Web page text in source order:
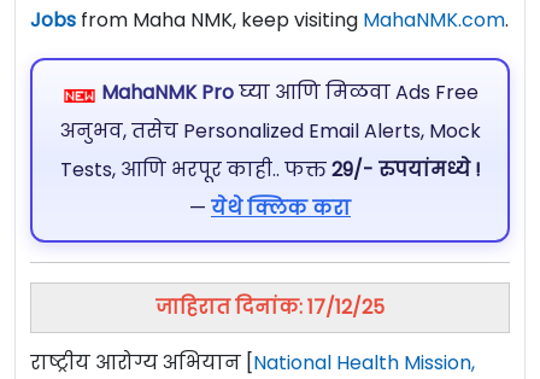
Jobs from Maha NMK, keep visiting MahaNMK.com.
MahaNMK Proघ्या आणि मिळवा Ads Free
अनुभव, तसेच Personalized Email Alerts, Mock
Tests, आणि भरपूर काही.. फक्त29/- रुपयांमध्ये !
— येथे क्लिक करा
जाहिरात दिनांक: 17/12/25
राष्ट्रीय आरोग्य अभियान [National Health Mission,